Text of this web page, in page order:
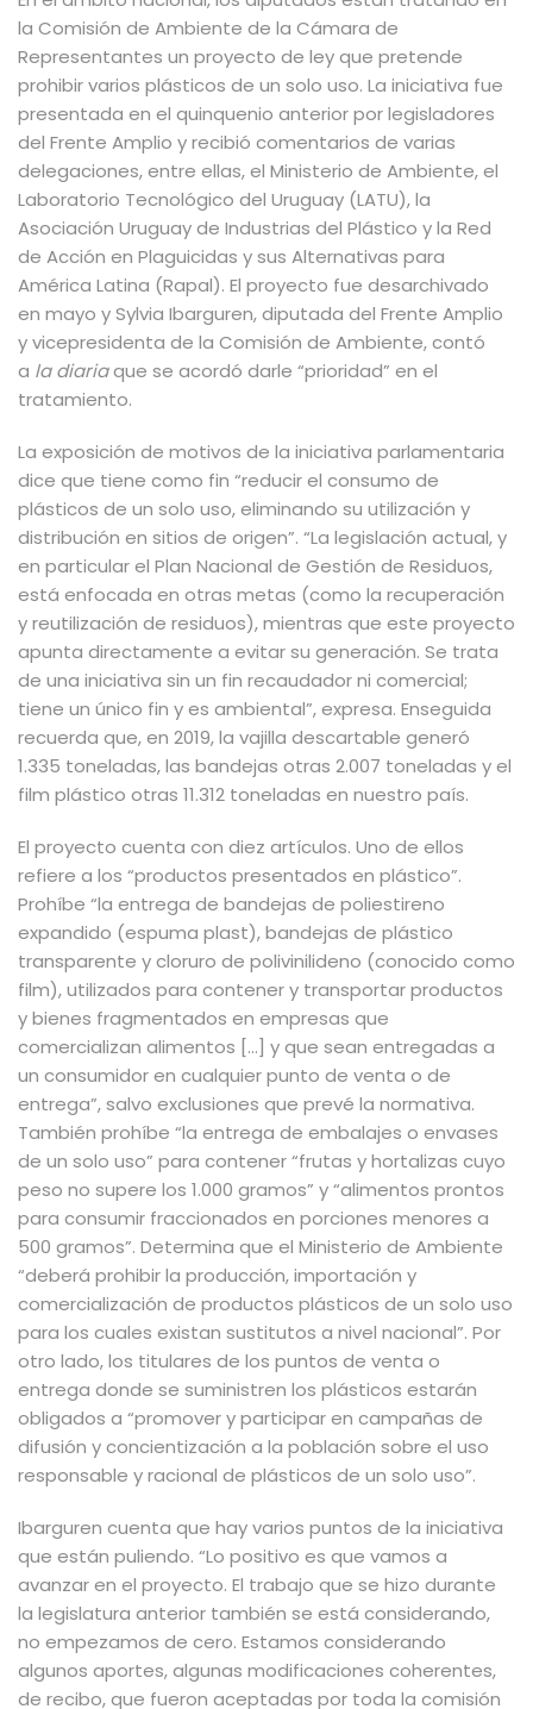
la Comisión de Ambiente de la Cámara de
Representantes un proyecto de ley que pretende
prohibir varios plásticos de un solo uso. La iniciativa fue
presentada en el quinquenio anterior por legisladores
del Frente Amplio y recibió comentarios de varias
delegaciones, entre ellas, el Ministerio de Ambiente, el
Laboratorio Tecnológico del Uruguay (LATU), la
Asociación Uruguay de Industrias del Plástico y la Red
de Acción en Plaguicidas y sus Alternativas para
América Latina (Rapal). El proyecto fue desarchivado
en mayo y Sylvia Ibarguren, diputada del Frente Amplio
y vicepresidenta de la Comisión de Ambiente, contó
a la diariaque se acordó darle “prioridad” en el
tratamiento.
La exposición de motivos de la iniciativa parlamentaria
dice que tiene como fin “reducir el consumo de
plásticos de un solo uso, eliminando su utilización y
distribución en sitios de origen”. “La legislación actual, y
en particular el Plan Nacional de Gestión de Residuos,
está enfocada en otras metas (como la recuperación
y reutilización de residuos), mientras que este proyecto
apunta directamente a evitar su generación. Se trata
de una iniciativa sin un fin recaudador ni comercial;
tiene un único fin y es ambiental”, expresa. Enseguida
recuerda que, en 2019, la vajilla descartable generó
1.335 toneladas, las bandejas otras 2.007 toneladas y el
film plástico otras 11.312 toneladas en nuestro país.
El proyecto cuenta con diez artículos. Uno de ellos
refiere a los “productos presentados en plástico”.
Prohíbe “la entrega de bandejas de poliestireno
expandido (espuma plast), bandejas de plástico
transparente y cloruro de polivinilideno (conocido como
film), utilizados para contener y transportar productos
y bienes fragmentados en empresas que
comercializan alimentos […] y que sean entregadas a
un consumidor en cualquier punto de venta o de
entrega”, salvo exclusiones que prevé la normativa.
También prohíbe “la entrega de embalajes o envases
de un solo uso” para contener “frutas y hortalizas cuyo
peso no supere los 1.000 gramos” y “alimentos prontos
para consumir fraccionados en porciones menores a
500 gramos”. Determina que el Ministerio de Ambiente
“deberá prohibir la producción, importación y
comercialización de productos plásticos de un solo uso
para los cuales existan sustitutos a nivel nacional”. Por
otro lado, los titulares de los puntos de venta o
entrega donde se suministren los plásticos estarán
obligados a “promover y participar en campañas de
difusión y concientización a la población sobre el uso
responsable y racional de plásticos de un solo uso”.
Ibarguren cuenta que hay varios puntos de la iniciativa
que están puliendo. “Lo positivo es que vamos a
avanzar en el proyecto. El trabajo que se hizo durante
la legislatura anterior también se está considerando,
no empezamos de cero. Estamos considerando
algunos aportes, algunas modificaciones coherentes,
de recibo, que fueron aceptadas por toda la comisión